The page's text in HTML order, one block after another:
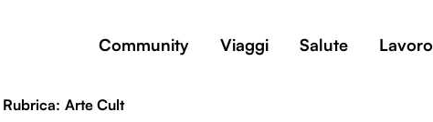
Community Viaggi Salute Lavoro
Arte Cult